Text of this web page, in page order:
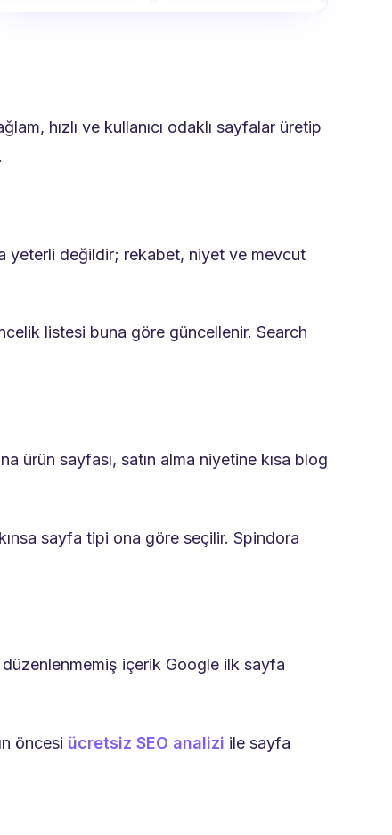
hızlı ve kullanıcı odaklı sayfalar üretip
yeterli değildir; rekabet, niyet ve mevcut
listesi buna göre güncellenir. Search
ürün sayfası, satın alma niyetine kısa blog
sayfa tipi ona göre seçilir. Spindora
içerik Google ilk sayfa
öncesi ücretsiz SEO analizi ile sayfa